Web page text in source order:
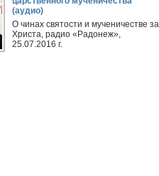
(аудио)
О чинах святости и мученичестве за
Христа, радио «Радонеж»,
25.07.2016 г.